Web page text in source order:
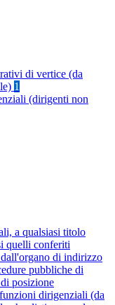
di vertice (da
1
(dirigenti non
a qualsiasi titolo
quelli conferiti
di indirizzo
pubbliche di
posizione
dirigenziali (da